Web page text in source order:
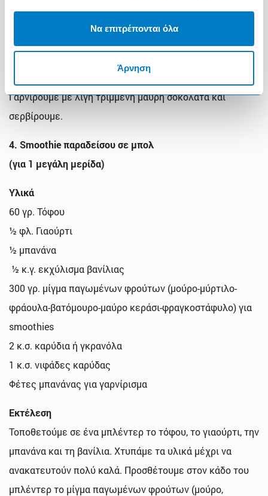
Να επιτρέπονται όλα
Άρνηση
Γαρνίρουμε με λίγη τριμμένη μαύρη σοκολάτα και
σερβίρουμε.
4. Smoothie παραδείσου σε μπολ
(για 1 μεγάλη μερίδα)
Υλικά
60 γρ. Τόφου
½ φλ. Γιαούρτι
½ μπανάνα
½ κ.γ. εκχύλισμα βανίλιας
300 γρ. μίγμα παγωμένων φρούτων (μούρο-μύρτιλο-
φράουλα-βατόμουρο-μαύρο κεράσι-φραγκοστάφυλο) για
smoothies
2 κ.σ. καρύδια ή γκρανόλα
1 κ.σ. νιφάδες καρύδας
Φέτες μπανάνας για γαρνίρισμα
Εκτέλεση
Τοποθετούμε σε ένα μπλέντερ το τόφου, το γιαούρτι, την
μπανάνα και τη βανίλια. Χτυπάμε τα υλικά μέχρι να
ανακατευτούν πολύ καλά. Προσθέτουμε στον κάδο του
μπλέντερ το μίγμα παγωμένων φρούτων (μούρο,